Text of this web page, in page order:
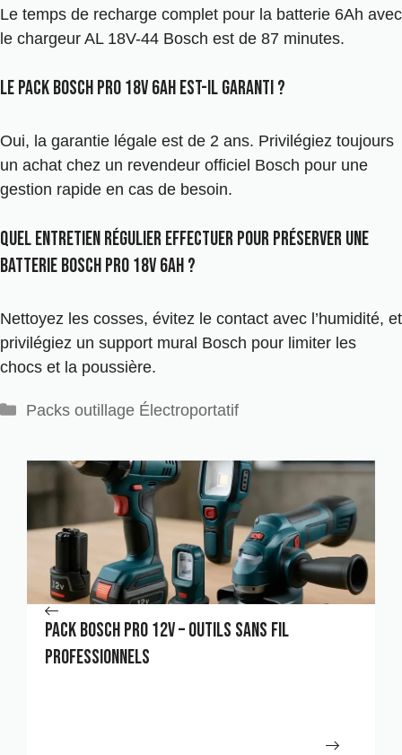
Le temps de recharge complet pour la batterie 6Ah avec
le chargeur AL 18V-44 Bosch est de 87 minutes.
Le Pack Bosch Pro 18V 6Ah est-il garanti ?
Oui, la garantie légale est de 2 ans. Privilégiez toujours
un achat chez un revendeur officiel Bosch pour une
gestion rapide en cas de besoin.
Quel entretien régulier effectuer pour préserver une
batterie Bosch Pro 18V 6Ah ?
Nettoyez les cosses, évitez le contact avec l’humidité, et
privilégiez un support mural Bosch pour limiter les
chocs et la poussière.
Catégories
Packs outillage Électroportatif
Pack Bosch Pro 12V – Outils sans fil
professionnels